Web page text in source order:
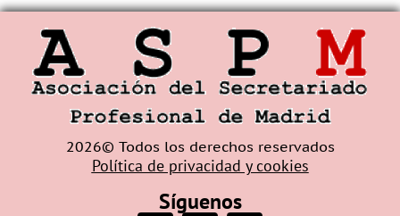
2026© Todos los derechos reservados
Política de privacidad y cookies
Síguenos